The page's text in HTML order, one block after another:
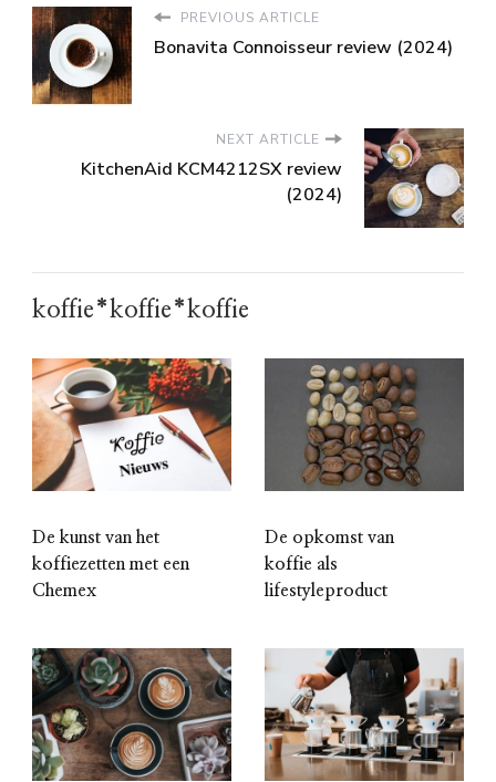
PREVIOUS ARTICLE
Bonavita Connoisseur review (2024)
NEXT ARTICLE
KitchenAid KCM4212SX review
(2024)
koffie*koffie*koffie
De kunst van het
koffiezetten met een
Chemex
De opkomst van
koffie als
lifestyleproduct